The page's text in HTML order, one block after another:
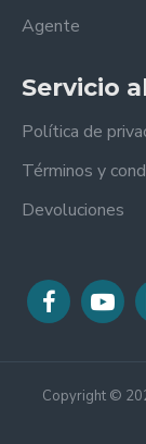
Agente
Servicio
Política de
Términos y
Devoluciones
Copyright ©